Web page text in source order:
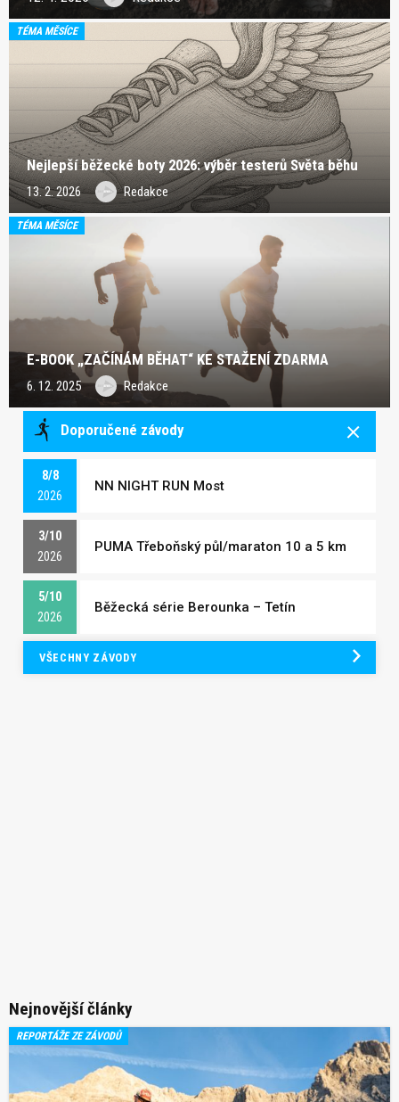
TÉMA MĚSÍCE
Nejlepší běžecké boty 2026: výběr testerů Světa běhu
13. 2. 2026 Redakce
TÉMA MĚSÍCE
E-BOOK „ZAČÍNÁM BĚHAT“ KE STAŽENÍ ZDARMA
6. 12. 2025 Redakce
Doporučené závody
8/8
2026
NN NIGHT RUN Most
3/10
2026
PUMA Třeboňský půl/maraton 10 a 5 km
5/10
2026
Běžecká série Berounka – Tetín
VŠECHNY ZÁVODY
Nejnovější články
REPORTÁŽE ZE ZÁVODŮ